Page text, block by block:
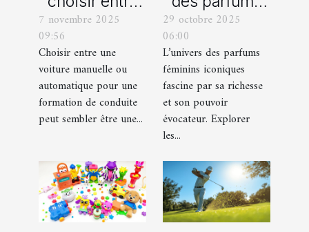
une voiture
manuelle ou
automatique
pour votre
formation de
conduite ?
7 novembre 2025
09:56
Choisir entre une
voiture manuelle ou
automatique pour une
formation de conduite
peut sembler être une...
féminins
iconiques et
leurs
variations
29 octobre 2025
06:00
L’univers des parfums
féminins iconiques
fascine par sa richesse
et son pouvoir
évocateur. Explorer
les...